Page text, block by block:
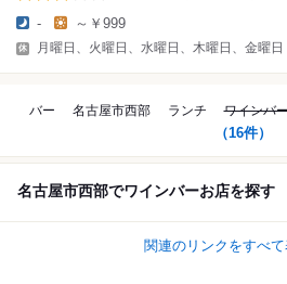
- ～￥999
月曜日、火曜日、水曜日、木曜日、金曜日
バー 名古屋市西部 ランチ ワインバ
（16件）
名古屋市西部でワインバーお店を探す
関連のリンクをすべ